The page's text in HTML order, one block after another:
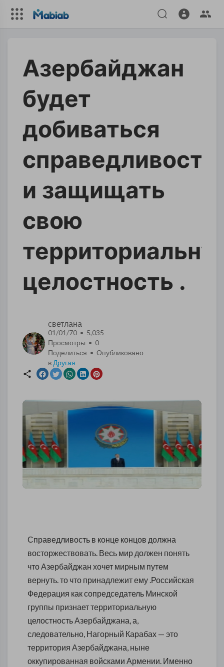
Азербайджан
будет
добиваться
справедливости
и защищать
свою
целостность .
светлана
01/01/70 • 5,035
Просмотры • 0
Поделиться • Опубликовано
в Другая
Справедливость в конце концов должна
восторжествовать. Весь мир должен понять
что Азербайджан хочет мирным путем
вернуть. то что принадлежит ему .Российская
Федерация как сопредседатель Минской
группы признает территориальную
целостность Азербайджана, а,
следовательно, Нагорный Карабах — это
территория Азербайджана, ныне
оккупированная войсками Армении. Именно